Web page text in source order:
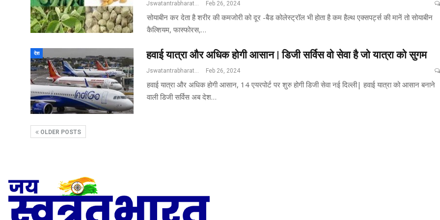
Jswatantrabharat@gmail.com Feb 26, 2024
सोयाबीन कर देता है शरीर की कमजोरी को दूर -बैड कोलेस्ट्रॉल भी होता है कम हैल्थ एक्सपर्ट्स की मानें तो सोयाबीन
कैल्शियम, फास्फोरस,…
देश हवाई यात्रा और अधिक होगी आसान | डिजी सर्विस वो सेवा है जो यात्रा को सुगम
Jswatantrabharat@gmail.com Feb 26, 2024
हवाई यात्रा और अधिक होगी आसान, 14 एयरपोर्ट पर शुरु होगी डिजी सेवा नई दिल्ली| हवाई यात्रा को आसान बनाने
वाली डिजी सर्विस अब देश…
OLDER POSTS